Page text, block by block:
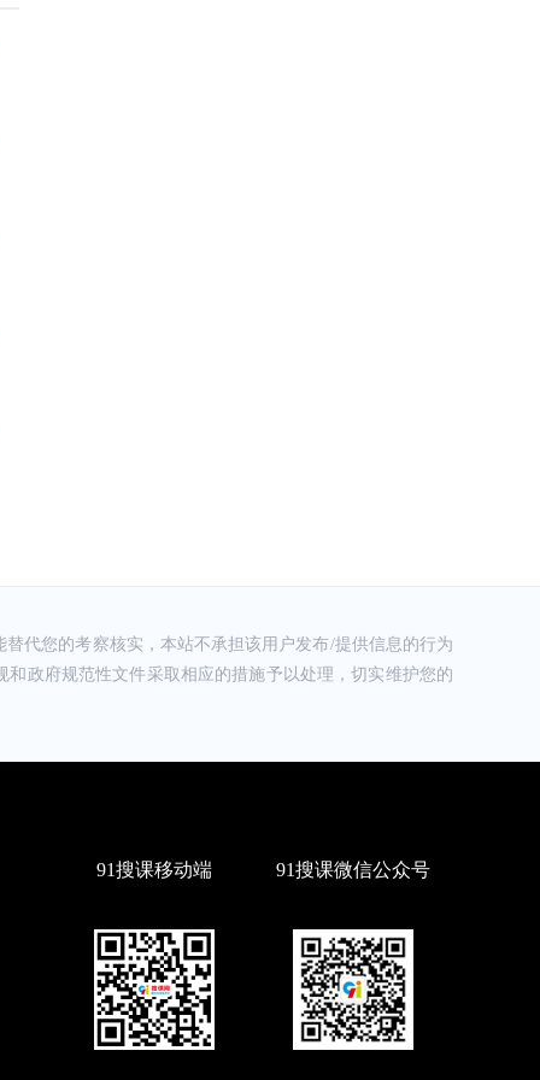
代您的考察核实，本站不承担该用户发布/提供信息的行为
政府规范性文件采取相应的措施予以处理，切实维护您的
91搜课移动端 91搜课微信公众号